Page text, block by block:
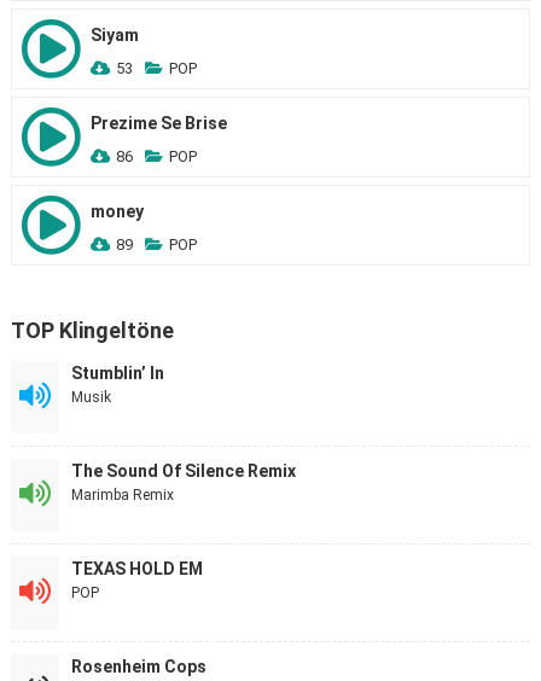
Siyam
53 POP
Prezime Se Brise
86 POP
money
89 POP
TOP Klingeltöne
Stumblin’ In
Musik
The Sound Of Silence Remix
Marimba Remix
TEXAS HOLD EM
POP
Rosenheim Cops